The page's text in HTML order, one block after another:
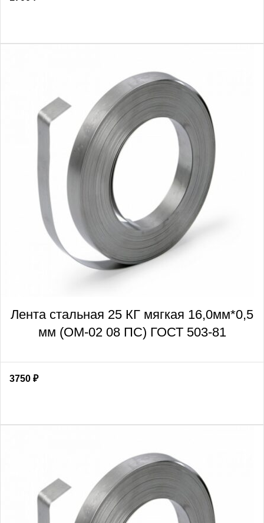
Лента стальная 25 КГ мягкая 16,0мм*0,5
мм (ОМ-02 08 ПС) ГОСТ 503-81
3750 ₽